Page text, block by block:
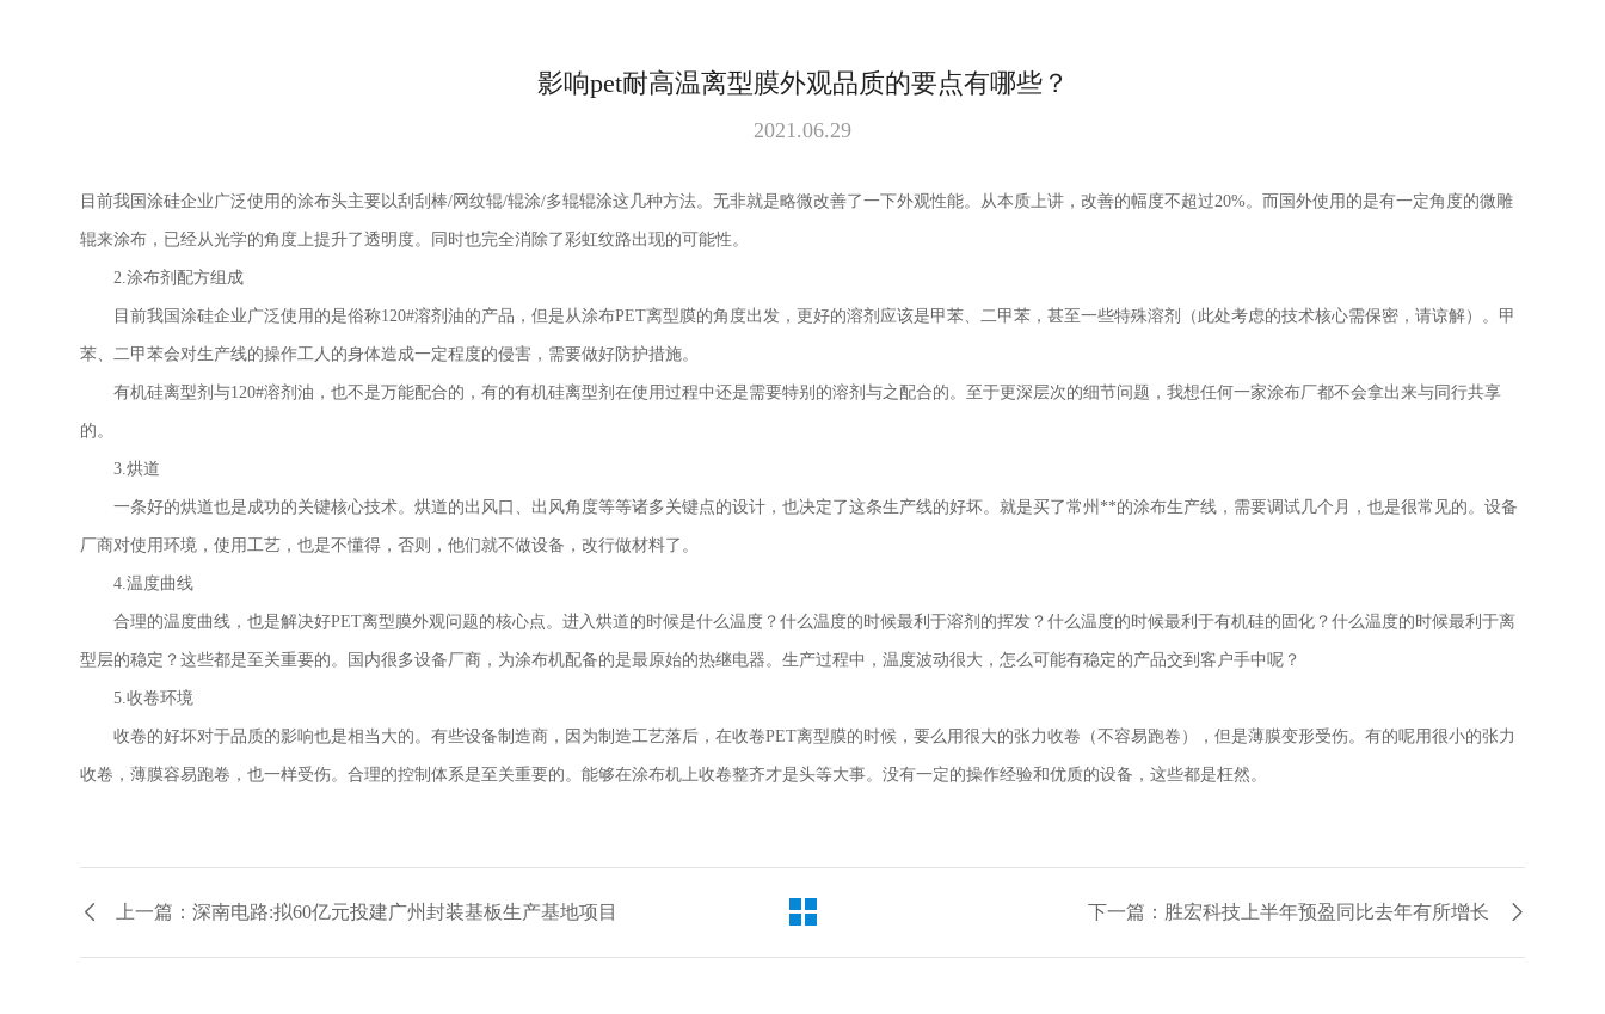
影响pet耐高温离型膜外观品质的要点有哪些？
2021.06.29
目前我国涂硅企业广泛使用的涂布头主要以刮刮棒/网纹辊/辊涂/多辊辊涂这几种方法。无非就是略微改善了一下外观性能。从本质上讲，改善的幅度不超过20%。而国外使用的是有一定角度的微雕
辊来涂布，已经从光学的角度上提升了透明度。同时也完全消除了彩虹纹路出现的可能性。
2.涂布剂配方组成
目前我国涂硅企业广泛使用的是俗称120#溶剂油的产品，但是从涂布PET离型膜的角度出发，更好的溶剂应该是甲苯、二甲苯，甚至一些特殊溶剂（此处考虑的技术核心需保密，请谅解）。甲
苯、二甲苯会对生产线的操作工人的身体造成一定程度的侵害，需要做好防护措施。
有机硅离型剂与120#溶剂油，也不是万能配合的，有的有机硅离型剂在使用过程中还是需要特别的溶剂与之配合的。至于更深层次的细节问题，我想任何一家涂布厂都不会拿出来与同行共享
的。
3.烘道
一条好的烘道也是成功的关键核心技术。烘道的出风口、出风角度等等诸多关键点的设计，也决定了这条生产线的好坏。就是买了常州 **的涂布生产线，需要调试几个月，也是很常见的。设备
厂商对使用环境，使用工艺，也是不懂得，否则，他们就不做设备，改行做材料了。
4.温度曲线
合理的温度曲线，也是解决好PET离型膜外观问题的核心点。进入烘道的时候是什么温度？什么温度的时候最利于溶剂的挥发？什么温度的时候最利于有机硅的固化？什么温度的时候最利于离
型层的稳定？这些都是至关重要的。国内很多设备厂商，为涂布机配备的是最原始的热继电器。生产过程中，温度波动很大，怎么可能有稳定的产品交到客户手中呢？
5.收卷环境
收卷的好坏对于品质的影响也是相当大的。有些设备制造商，因为制造工艺落后，在收卷PET离型膜的时候，要么用很大的张力收卷（不容易跑卷），但是薄膜变形受伤。有的呢用很小的张力
收卷，薄膜容易跑卷，也一样受伤。合理的控制体系是至关重要的。能够在涂布机上收卷整齐才是头等大事。没有一定的操作经验和优质的设备，这些都是枉然。
上一篇：深南电路:拟60亿元投建广州封装基板生产基地项目 下一篇：胜宏科技上半年预盈同比去年有所增长